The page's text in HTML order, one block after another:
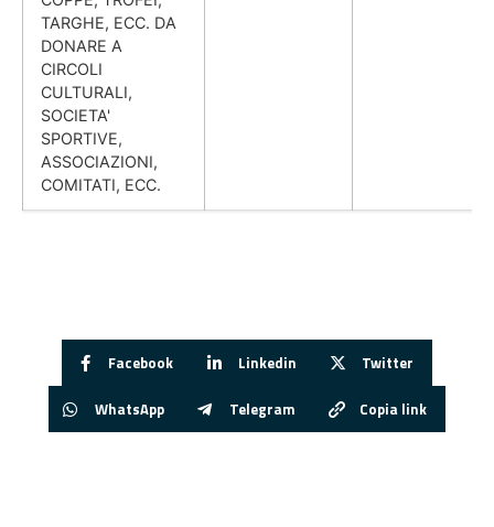
TARGHE, ECC. DA
DONARE A
CIRCOLI
CULTURALI,
SOCIETA'
SPORTIVE,
ASSOCIAZIONI,
COMITATI, ECC.
Facebook Linkedin Twitter
WhatsApp Telegram Copia link